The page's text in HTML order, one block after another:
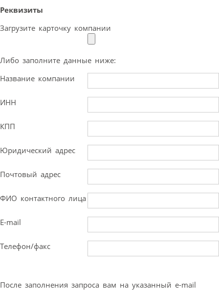
Реквизиты
Загрузите карточку компании
Либо заполните данные ниже:
Название компании
ИНН
КПП
Юридический адрес
Почтовый адрес
ФИО контактного лица
E-mail
Телефон/факс
После заполнения запроса вам на указанный e-mail